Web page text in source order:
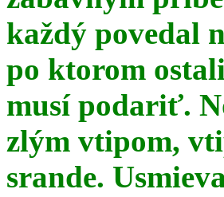
každý povedal
po ktorom
musí podariť.
zlým vtipom,
srande.